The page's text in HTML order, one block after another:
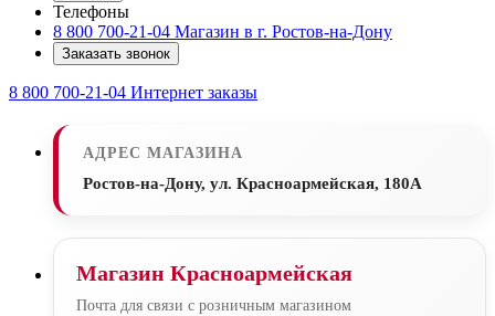
Телефоны
8 800 700-21-04 Магазин в г. Ростов-на-Дону
Заказать звонок
8 800 700-21-04 Интернет заказы
АДРЕС МАГАЗИНА
Ростов-на-Дону, ул. Красноармейская, 180А
Магазин Красноармейская
Почта для связи с розничным магазином